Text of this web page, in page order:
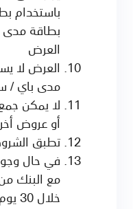
باستخدام
بطاقة مدى
العرض
العرض لا
مدى باي /
لا يمكن
أو عروض
تطبق
في حال
مع البنك
خلال 30 يوم من انتهاء العرض.